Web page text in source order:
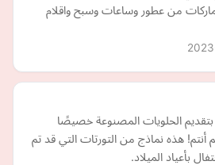
من عطور وساعات وسبح واقلام
بتقديم الحلويات المصنوعة خصيصًا
هذه نماذج من التورتات التي قد تم
بأعياد الميلاد.